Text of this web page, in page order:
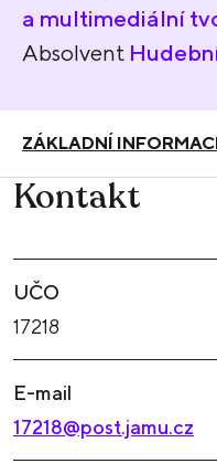
a multimediální
Absolvent
ZÁKLADNÍ
Kontakt
UČO
17218
E-mail
17218@post.jamu.cz